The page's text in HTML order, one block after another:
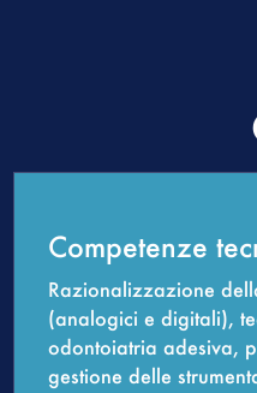
Competenze
Razionalizzazione
(analogici e digitali),
odontoiatria adesiva,
gestione delle